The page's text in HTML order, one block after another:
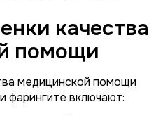
качества
помощи
медицинской помощи
фарингите включают: